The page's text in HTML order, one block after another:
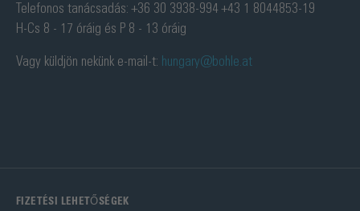
Telefonos tanácsadás: +36 30 3938-994 +43 1 8044853-19
H-Cs 8 - 17 óráig és P 8 - 13 óráig
Vagy küldjön nekünk e-mail-t: hungary@bohle.at
FIZETÉSI LEHETŐSÉGEK